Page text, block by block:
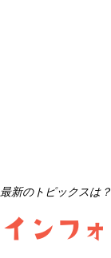
最新のト ピックスは？
ンフォ